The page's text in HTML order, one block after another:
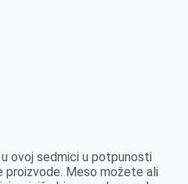
ovoj sedmici u potpunosti
proizvode. Meso možete ali